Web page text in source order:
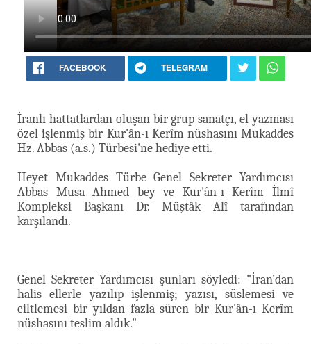
FACEBOOK TELEGRAM
İranlı hattatlardan oluşan bir grup sanatçı, el yazması
özel işlenmiş bir Kur'ân-ı Kerîm nüshasını Mukaddes
Hz. Abbas (a.s.) Türbesi'ne hediye etti.
Heyet Mukaddes Türbe Genel Sekreter Yardımcısı
Abbas Musa Ahmed bey ve Kur'ân-ı Kerîm İlmî
Kompleksi Başkanı Dr. Müştâk Alî tarafından
karşılandı.
Genel Sekreter Yardımcısı şunları söyledi: "İran’dan
halis ellerle yazılıp işlenmiş; yazısı, süslemesi ve
ciltlemesi bir yıldan fazla süren bir Kur'ân-ı Kerîm
nüshasını teslim aldık."